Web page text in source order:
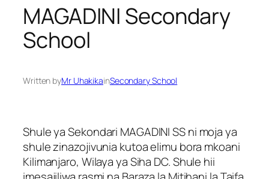
MAGADINI Secondary
School
Written byMr UhakikainSecondary School
Shule ya Sekondari MAGADINI SS ni moja ya
shule zinazojivunia kutoa elimu bora mkoani
Kilimanjaro, Wilaya ya Siha DC. Shule hii